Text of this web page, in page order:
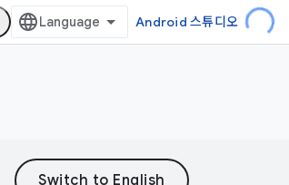
Android 스튜디오